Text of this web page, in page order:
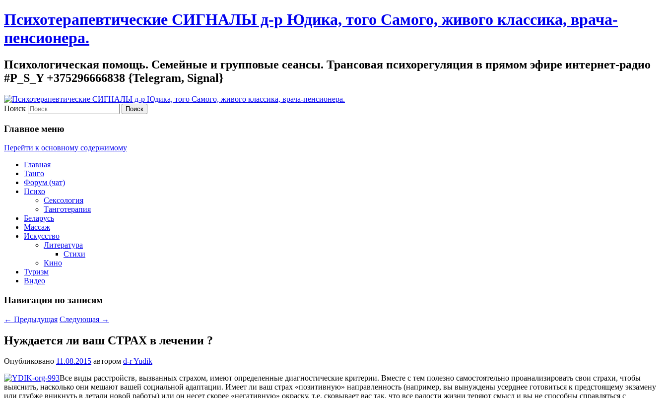
Психотерапевтические СИГНАЛЫ д-р Юдика, того Самого, живого классика, врача-
пенсионера.
Психологическая помощь. Семейные и групповые сеансы. Трансовая психорегуляция в прямом эфире интернет-радио
#P_S_Y +375296666838 {Telegram, Signal}
Поиск
Главное меню
Перейти к основному содержимому
Главная
Танго
Форум (чат)
Психо
Сексология
Танготерапия
Беларусь
Массаж
Искусство
Литература
Стихи
Кино
Туризм
Видео
Навигация по записям
← Предыдущая Следующая →
Нуждается ли ваш СТРАХ в лечении ?
Опубликовано 11.08.2015 автором d-r Yudik
Все виды расстройств, вызванных страхом, имеют определенные диагностические критерии. Вместе с тем полезно самостоятельно проанализировать свои страхи, чтобы
выяснить, насколько они мешают вашей социальной адаптации. Имеет ли ваш страх «позитивную» направленность (например, вы вынуждены усерднее готовиться к предстоящему экзамену
или глубже вникнуть в детали новой работы) или он несет скорее «негативную» окраску, т.е. сковывает вас так, что все радости жизни теряют смысл и вы не способны справляться с